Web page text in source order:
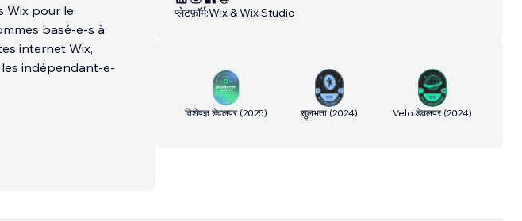
Wix pour le
basé-e-s à
internet Wix,
indépendant-e-
proposer des
प्लेटफ़ॉर्म:Wix & Wix Studio
विशेषज्ञ डेवलपर(2025) सुलभता (2024) Velo डेवलपर(2024)